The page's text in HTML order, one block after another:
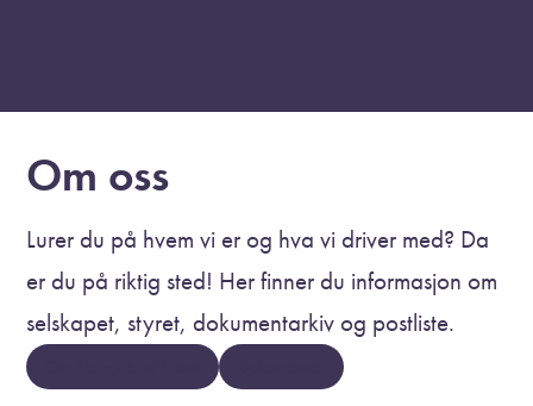
Om oss
Lurer du på hvem vi er og hva vi driver med? Da
er du på riktig sted! Her finner du informasjon om
selskapet, styret, dokumentarkiv og postliste.